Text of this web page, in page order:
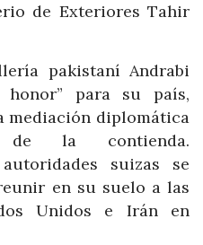
de Exteriores Tahir
pakistaní Andrabi
para su país,
mediación diplomática
la contienda.
suizas se
en su suelo a las
Unidos e Irán en